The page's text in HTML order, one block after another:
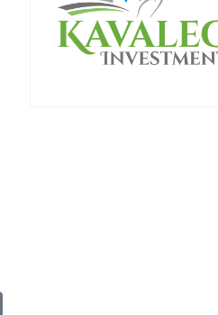
и концерт на Тони Димитрова
Свети Влас празнува 20